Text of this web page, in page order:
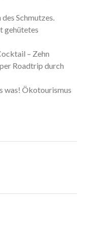
Schmutzes.
gehütetes
– Zehn
Roadtrip durch
was! Ökotourismus